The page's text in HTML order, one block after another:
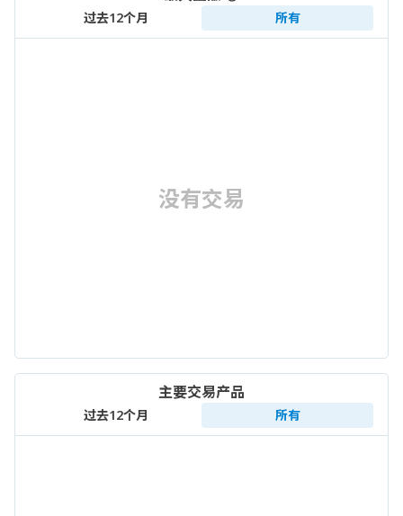
过去12个月 所有
没有交易
主要交易产品
过去12个月 所有